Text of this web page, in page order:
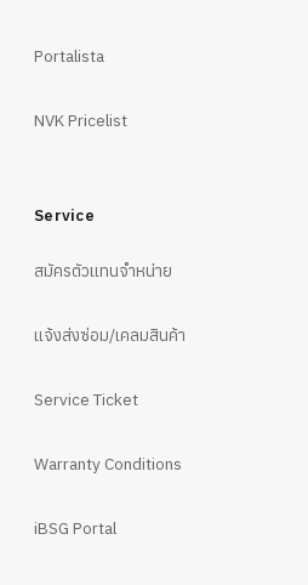
Portalista
NVK Pricelist
Service
สมัครตัวแทนจำหน่าย
แจ้งส่งซ่อม/เคลมสินค้า
Service Ticket
Warranty Conditions
iBSG Portal